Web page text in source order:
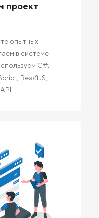
проект
опытных
в системе
C#,
ReactJS,